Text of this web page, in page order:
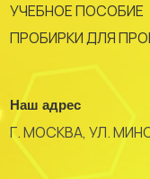
УЧЕБНОЕ ПОСОБИЕ
ПРОБИРКИ ДЛЯ
Наш адрес
Г. МОСКВА, УЛ.